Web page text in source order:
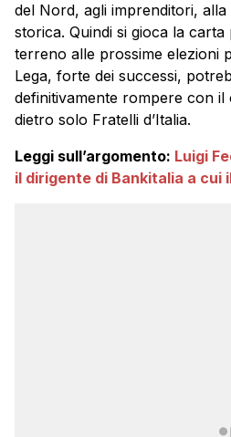
del Nord, agli imprenditori, alla
storica. Quindi si gioca la
terreno alle prossime elezioni
Lega, forte dei successi,
definitivamente rompere con
dietro solo Fratelli d’Italia.
Leggi sull’argomento: Luigi
il dirigente di Bankitalia a cui